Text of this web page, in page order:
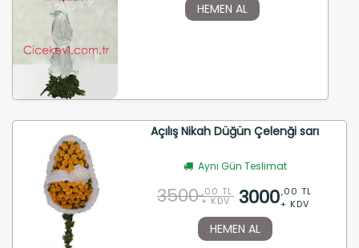
HEMEN AL
Açılış Nikah Düğün Çelenği sarı
Aynı Gün Teslimat
3500 ,00 TL
+ KDV 3000,00 TL
+ KDV
HEMEN AL